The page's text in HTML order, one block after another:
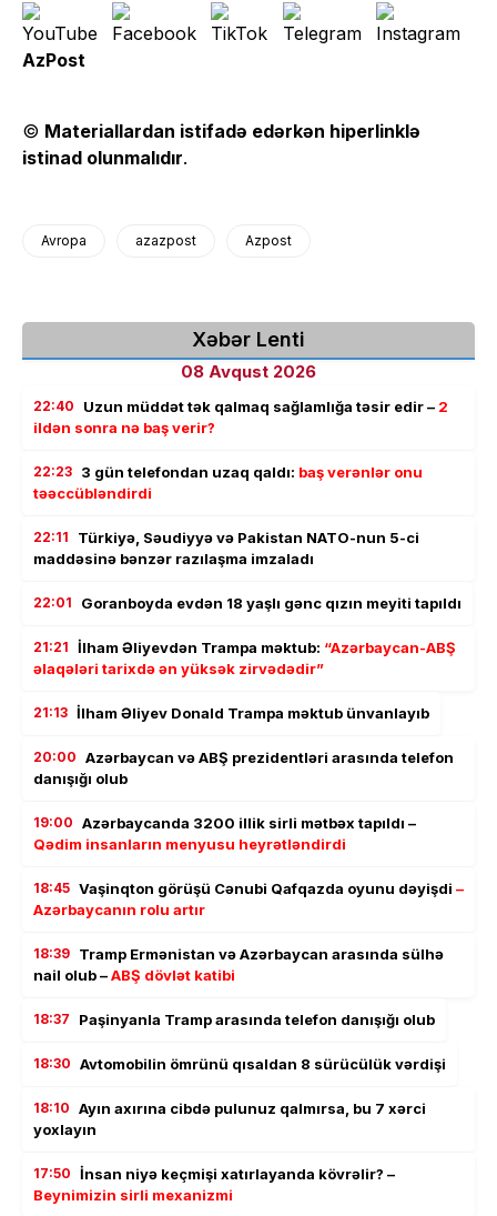
AzPost
© Materiallardan istifadə edərkən hiperlinklə
istinad olunmalıdır.
Avropa azazpost Azpost
Xəbər Lenti
08 Avqust 2026
22:40 Uzun müddət tək qalmaq sağlamlığa təsir edir – 2
ildən sonra nə baş verir?
22:23 3 gün telefondan uzaq qaldı: baş verənlər onu
təəccübləndirdi
22:11
Türkiyə, Səudiyyə və Pakistan NATO-nun 5-ci
maddəsinə bənzər razılaşma imzaladı
22:01 Goranboyda evdən 18 yaşlı gənc qızın meyiti tapıldı
21:21 İlham Əliyevdən Trampa məktub: “Azərbaycan-ABŞ
əlaqələri tarixdə ən yüksək zirvədədir”
21:13 İlham Əliyev Donald Trampa məktub ünvanlayıb
20:00 Azərbaycan və ABŞ prezidentləri arasında telefon
danışığı olub
19:00 Azərbaycanda 3200 illik sirli mətbəx tapıldı –
Qədim insanların menyusu heyrətləndirdi
18:45 Vaşinqton görüşü Cənubi Qafqazda oyunu dəyişdi –
Azərbaycanın rolu artır
18:39 Tramp Ermənistan və Azərbaycan arasında sülhə
nail olub –ABŞ dövlət katibi
18:37 Paşinyanla Tramp arasında telefon danışığı olub
18:30 Avtomobilin ömrünü qısaldan 8 sürücülük vərdişi
18:10 Ayın axırına cibdə pulunuz qalmırsa, bu 7 xərci
yoxlayın
17:50 İnsan niyə keçmişi xatırlayanda kövrəlir? –
Beynimizin sirli mexanizmi